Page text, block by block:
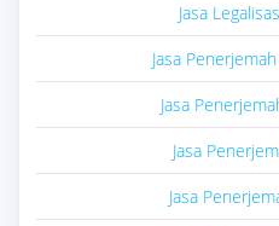
Jasa
Jasa
Jasa
Jasa
Jasa